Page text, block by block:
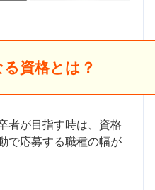
資格とは？
者が目指す時は、資格
で応募する職種の幅が